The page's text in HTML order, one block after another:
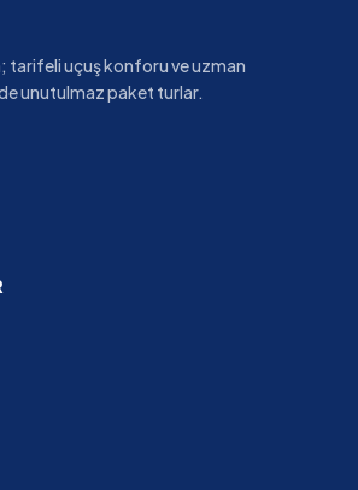
tarifeli uçuş konforu ve uzman
unutulmaz paket turlar.